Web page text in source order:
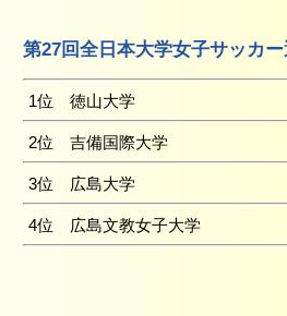
第27回全日本大学女子サッカ
1位 徳山大学
2位 吉備国際大学
3位 広島大学
4位 広島文教女子大学